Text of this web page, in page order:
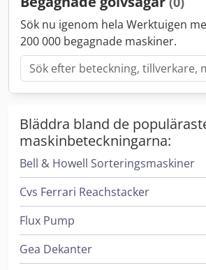
Sök nu igenom hela Werktuigen
200 000 begagnade maskiner.
Bläddra bland de
maskinbeteckningarna:
Bell & Howell Sorteringsmaskiner
Cvs Ferrari Reachstacker
Flux Pump
Gea Dekanter